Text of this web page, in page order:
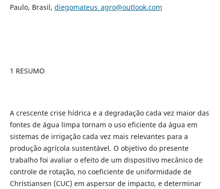
Paulo, Brasil, diegomateus_agro@outlook.com
1 RESUMO
A crescente crise hídrica e a degradação cada vez maior das
fontes de água limpa tornam o uso eficiente da água em
sistemas de irrigação cada vez mais relevantes para a
produção agrícola sustentável. O objetivo do presente
trabalho foi avaliar o efeito de um dispositivo mecânico de
controle de rotação, no coeficiente de uniformidade de
Christiansen (CUC) em aspersor de impacto, e determinar